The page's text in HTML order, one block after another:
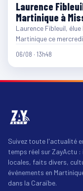
Laurence
Martinique à
Laurence Fibleuil,
Martinique ce
06/08 · 13h48
Suivez toute l'actualité
temps réel sur ZayActu :
locales, faits divers,
événements en
dans la Caraïbe.